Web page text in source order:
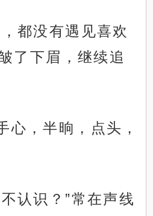
都没有遇见喜欢
了下眉，继续追
心，半晌，点头，
认识？”常在声线